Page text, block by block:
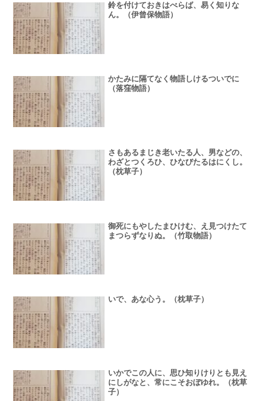
鈴を付けておきはべらば、易く知りな
ん。（伊曾保物語）
かたみに隔てなく物語しけるついでに
（落窪物語）
さもあるまじき老いたる人、男などの、
わざとつくろひ、ひなびたるはにくし。
（枕草子）
御死にもやしたまひけむ、え見つけたて
まつらずなりぬ。（竹取物語）
いで、あな心う。（枕草子）
いかでこの人に、思ひ知りけりとも見え
にしがなと、常にこそおぼゆれ。（枕草
子）